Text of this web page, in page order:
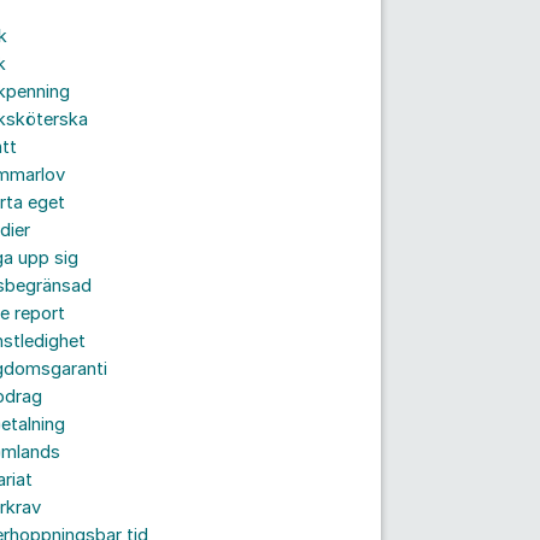
eget
upp sig
report
tid